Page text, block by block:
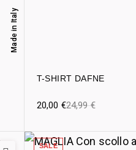
Made in Italy
T-SHIRT DAFNE
24,99€
20,00 €
SALE